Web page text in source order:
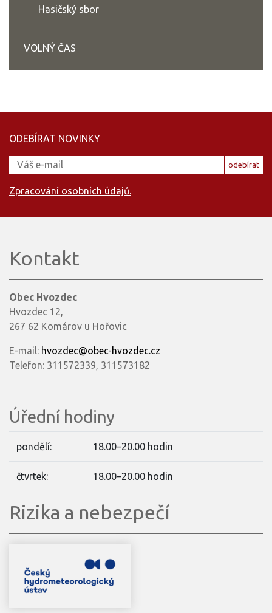
Hasičský sbor
VOLNÝ ČAS
ODEBÍRAT NOVINKY
odebírat
Zpracování osobních údajů.
Kontakt
Obec Hvozdec
Hvozdec 12,
267 62 Komárov u Hořovic
E-mail: hvozdec@obec-hvozdec.cz
Telefon: 311572339, 311573182
Úřední hodiny
pondělí: 18.00–20.00 hodin
čtvrtek: 18.00–20.00 hodin
Rizika a nebezpečí